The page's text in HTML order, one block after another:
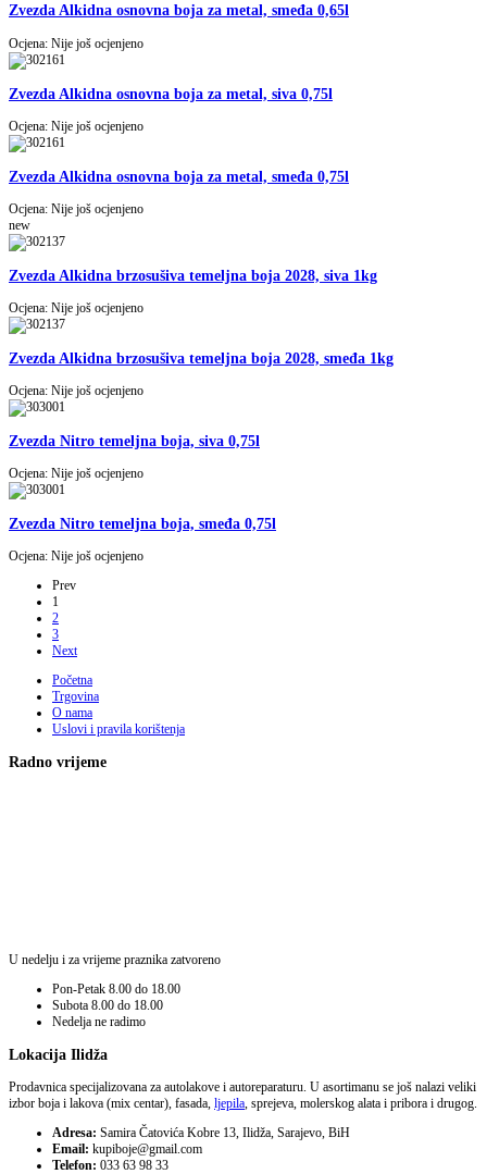
Zvezda Alkidna osnovna boja za metal, smeđa 0,65l
Ocjena: Nije još ocjenjeno
Zvezda Alkidna osnovna boja za metal, siva 0,75l
Ocjena: Nije još ocjenjeno
Zvezda Alkidna osnovna boja za metal, smeđa 0,75l
Ocjena: Nije još ocjenjeno
new
Zvezda Alkidna brzosušiva temeljna boja 2028, siva 1kg
Ocjena: Nije još ocjenjeno
Zvezda Alkidna brzosušiva temeljna boja 2028, smeđa 1kg
Ocjena: Nije još ocjenjeno
Zvezda Nitro temeljna boja, siva 0,75l
Ocjena: Nije još ocjenjeno
Zvezda Nitro temeljna boja, smeđa 0,75l
Ocjena: Nije još ocjenjeno
Prev
1
2
3
Next
Početna
Trgovina
O nama
Uslovi i pravila korištenja
Radno vrijeme
U nedelju i za vrijeme praznika zatvoreno
Pon-Petak 8.00 do 18.00
Subota 8.00 do 18.00
Nedelja ne radimo
Lokacija Ilidža
Prodavnica specijalizovana za autolakove i autoreparaturu. U asortimanu se još nalazi veliki
izbor boja i lakova (mix centar), fasada, ljepila, sprejeva, molerskog alata i pribora i drugog.
Adresa: Samira Čatovića Kobre 13, Ilidža, Sarajevo, BiH
Email: kupiboje@gmail.com
Telefon: 033 63 98 33